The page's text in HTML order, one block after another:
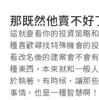
那既然他賣不好
這就要看你的投資策略
種喜歡尋找特殊機會的
看改名後的建案會不會
種東西，本來就和一般
於執著。有時候，讓那
事情，也是一種智慧啊！